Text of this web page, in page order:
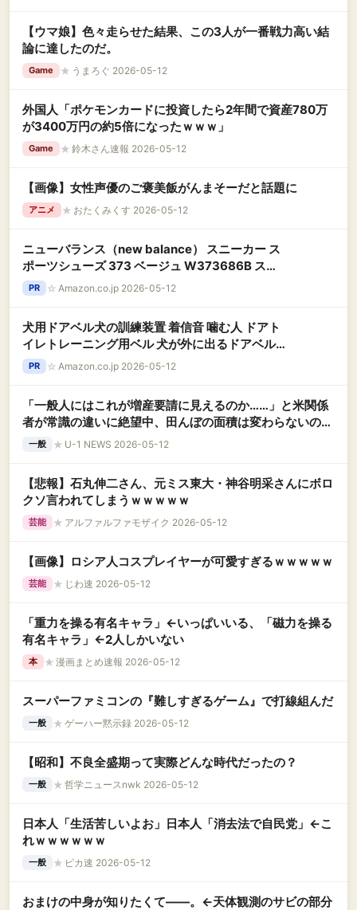
【ウマ娘】色々走らせた結果、この3人が一番戦力高い結
論に達したのだ。
Game ★ うまろぐ 2026-05-12
外国人「ポケモンカードに投資したら2年間で資産780万
が3400万円の約5倍になったｗｗｗ」
Game ★ 鈴木さん速報 2026-05-12
【画像】女性声優のご褒美飯がんまそーだと話題に
アニメ ★ おたくみくす 2026-05-12
ニューバランス（new balance） スニーカー ス
ポーツシューズ 373 ベージュ W373686B スポ
ーツ カジュアル シューズ（ベージュ/２２．
５/Lady's）
PR ☆ Amazon.co.jp 2026-05-12
犬用ドアベル犬の訓練装置 着信音 噛む人 ドアト
イレトレーニング用ベル 犬が外に出るドアベル
わんわん ドア用ベル ケーブル 鎖 ベルト トレーニ
ングベル ペット Beige へむ
PR ☆ Amazon.co.jp 2026-05-12
「一般人にはこれが増産要請に見えるのか……」と米関係
者が常識の違いに絶望中、田んぼの面積は変わらないのに
違う用途のものを推奨するということは……
一般 ★ U-1 NEWS 2026-05-12
【悲報】石丸伸二さん、元ミス東大・神谷明采さんにボロ
クソ言われてしまうｗｗｗｗｗ
芸能 ★ アルファルファモザイク 2026-05-12
【画像】ロシア人コスプレイヤーが可愛すぎるｗｗｗｗｗ
芸能 ★ じわ速 2026-05-12
「重力を操る有名キャラ」←いっぱいいる、「磁力を操る
有名キャラ」←2人しかいない
本 ★ 漫画まとめ速報 2026-05-12
スーパーファミコンの『難しすぎるゲーム』で打線組んだ
一般 ★ ゲーハー黙示録 2026-05-12
【昭和】不良全盛期って実際どんな時代だったの？
一般 ★ 哲学ニュースnwk 2026-05-12
日本人「生活苦しいよお」日本人「消去法で自民党」←こ
れｗｗｗｗｗｗ
一般 ★ ピカ速 2026-05-12
おまけの中身が知りたくて――。←天体観測のサビの部分